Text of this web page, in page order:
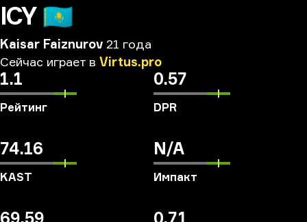
ICY 🇰🇿
Kaisar Faiznurov 21 года
Сейчас играет в Virtus.pro
1.1
Рейтинг
0.57
DPR
74.16
KAST
N/A
Импакт
69.59 0.71